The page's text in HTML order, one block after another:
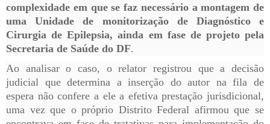
complexidade em que se faz necessário a montagem de
uma Unidade de monitorização de Diagnóstico e
Cirurgia de Epilepsia, ainda em fase de projeto pela
Secretaria de Saúde do DF.
Ao analisar o caso, o relator registrou que a decisão
judicial que determina a inserção do autor na fila de
espera não confere a ele a efetiva prestação jurisdicional,
uma vez que o próprio Distrito Federal afirmou que se